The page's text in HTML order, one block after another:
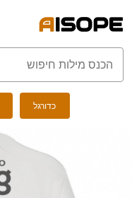
כדורגל